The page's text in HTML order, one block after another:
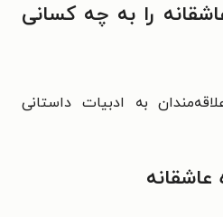
را به چه کسانی
به ادبیات داستانی